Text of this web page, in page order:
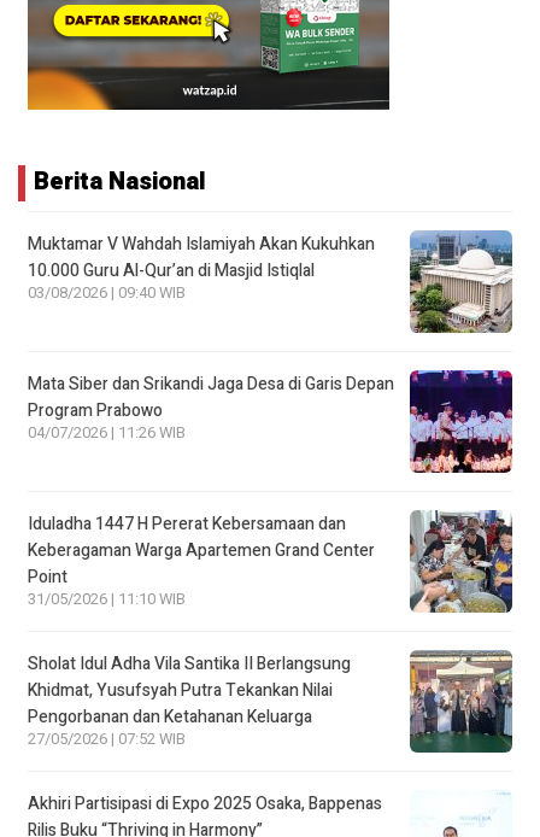
Berita Nasional
Muktamar V Wahdah Islamiyah Akan Kukuhkan
10.000 Guru Al-Qur’an di Masjid Istiqlal
03/08/2026 | 09:40 WIB
Mata Siber dan Srikandi Jaga Desa di Garis Depan
Program Prabowo
04/07/2026 | 11:26 WIB
Iduladha 1447 H Pererat Kebersamaan dan
Keberagaman Warga Apartemen Grand Center
Point
31/05/2026 | 11:10 WIB
Sholat Idul Adha Vila Santika II Berlangsung
Khidmat, Yusufsyah Putra Tekankan Nilai
Pengorbanan dan Ketahanan Keluarga
27/05/2026 | 07:52 WIB
Akhiri Partisipasi di Expo 2025 Osaka, Bappenas
Rilis Buku “Thriving in Harmony”